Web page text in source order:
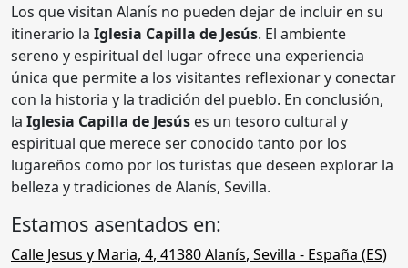
Los que visitan Alanís no pueden dejar de incluir en su
itinerario la Iglesia Capilla de Jesús. El ambiente
sereno y espiritual del lugar ofrece una experiencia
única que permite a los visitantes reflexionar y conectar
con la historia y la tradición del pueblo. En conclusión,
la Iglesia Capilla de Jesús es un tesoro cultural y
espiritual que merece ser conocido tanto por los
lugareños como por los turistas que deseen explorar la
belleza y tradiciones de Alanís, Sevilla.
Estamos asentados en:
Calle Jesus y Maria, 4, 41380Alanís, Sevilla - España (ES)